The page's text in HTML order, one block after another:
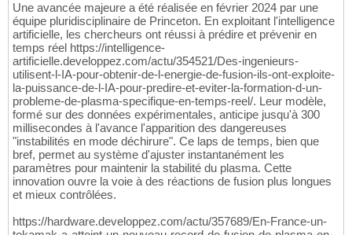
Une avancée majeure a été réalisée en février 2024 par une
équipe pluridisciplinaire de Princeton. En exploitant l'intelligence
artificielle, les chercheurs ont réussi à prédire et prévenir en
temps réel https://intelligence-
artificielle.developpez.com/actu/354521/Des-ingenieurs-
utilisent-l-IA-pour-obtenir-de-l-energie-de-fusion-ils-ont-exploite-
la-puissance-de-l-IA-pour-predire-et-eviter-la-formation-d-un-
probleme-de-plasma-specifique-en-temps-reel/. Leur modèle,
formé sur des données expérimentales, anticipe jusqu'à 300
millisecondes à l'avance l'apparition des dangereuses
"instabilités en mode déchirure". Ce laps de temps, bien que
bref, permet au système d'ajuster instantanément les
paramètres pour maintenir la stabilité du plasma. Cette
innovation ouvre la voie à des réactions de fusion plus longues
et mieux contrôlées.
https://hardware.developpez.com/actu/357689/En-France-un-